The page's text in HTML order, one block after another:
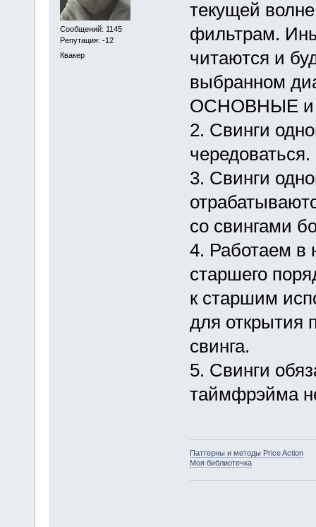
Сообщений: 1145
Репутация: -12
Квакер
текущей
фильтрам.
читаются и
выбранном
ОСНОВНЫЕ и
2. Свинги
чередоваться.
3. Свинги
со свингами
4. Работаем в
старшего
к старшим
для открытия
свинга.
5. Свинги
таймфрэйма
Паттерны и методы Price Action
Моя библиотечка